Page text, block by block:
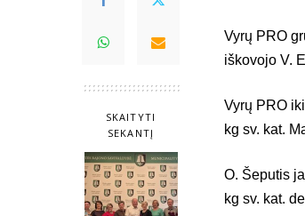
SKAITYTI
SEKANTĮ
Vyrų PRO
iškovojo V.
Vyrų PRO
kg sv. kat.
O. Šeputis
kg sv. kat.